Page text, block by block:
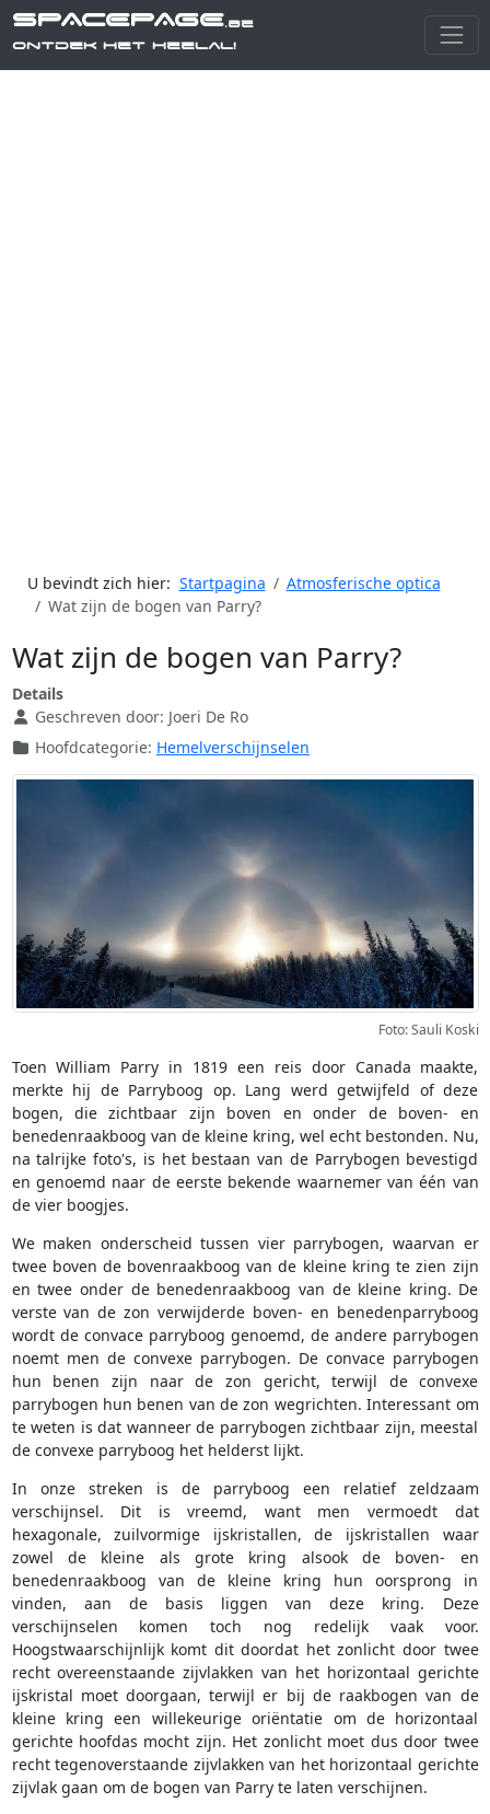
SPACEPAGE.be
Ontdek het heelal!
U bevindt zich hier: Startpagina
Atmosferische optica
Wat zijn de bogen van Parry?
Wat zijn de bogen van Parry?
Details
Geschreven door: Joeri De Ro
Hoofdcategorie: Hemelverschijnselen
Foto: Sauli Koski
Toen William Parry in 1819 een reis door Canada maakte,
merkte hij de Parryboog op. Lang werd getwijfeld of deze
bogen, die zichtbaar zijn boven en onder de boven- en
benedenraakboog van de kleine kring, wel echt bestonden. Nu,
na talrijke foto's, is het bestaan van de Parrybogen bevestigd
en genoemd naar de eerste bekende waarnemer van één van
de vier boogjes.
We maken onderscheid tussen vier parrybogen, waarvan er
twee boven de bovenraakboog van de kleine kring te zien zijn
en twee onder de benedenraakboog van de kleine kring. De
verste van de zon verwijderde boven- en benedenparryboog
wordt de convace parryboog genoemd, de andere parrybogen
noemt men de convexe parrybogen. De convace parrybogen
hun benen zijn naar de zon gericht, terwijl de convexe
parrybogen hun benen van de zon wegrichten. Interessant om
te weten is dat wanneer de parrybogen zichtbaar zijn, meestal
de convexe parryboog het helderst lijkt.
In onze streken is de parryboog een relatief zeldzaam
verschijnsel. Dit is vreemd, want men vermoedt dat
hexagonale, zuilvormige ijskristallen, de ijskristallen waar
zowel de kleine als grote kring alsook de boven- en
benedenraakboog van de kleine kring hun oorsprong in
vinden, aan de basis liggen van deze kring. Deze
verschijnselen komen toch nog redelijk vaak voor.
Hoogstwaarschijnlijk komt dit doordat het zonlicht door twee
recht overeenstaande zijvlakken van het horizontaal gerichte
ijskristal moet doorgaan, terwijl er bij de raakbogen van de
kleine kring een willekeurige oriëntatie om de horizontaal
gerichte hoofdas mocht zijn. Het zonlicht moet dus door twee
recht tegenoverstaande zijvlakken van het horizontaal gerichte
zijvlak gaan om de bogen van Parry te laten verschijnen.